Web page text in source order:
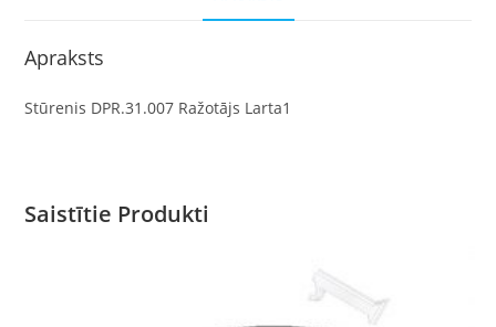
Apraksts
Stūrenis DPR.31.007 Ražotājs Larta1
Saistītie Produkti